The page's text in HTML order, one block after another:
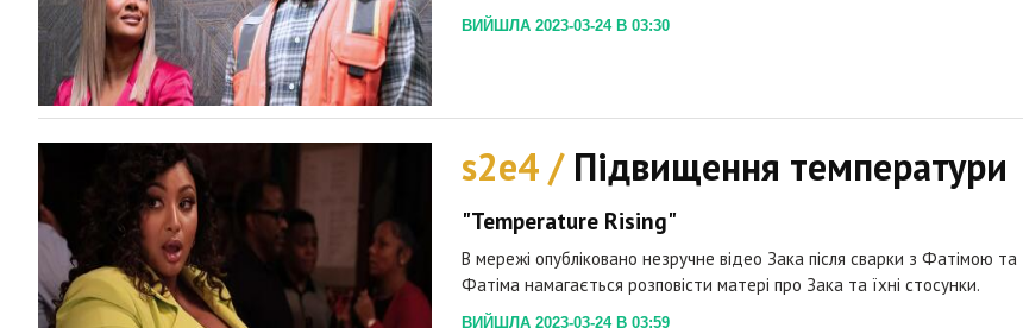
ВИЙШЛА 2023-03-24 В 03:30
s2e4 / Підвищення температури
"Temperature Rising"
В мережі опубліковано незручне відео Зака після сварки з Фатімою
Фатіма намагається розповісти матері про Зака та їхні стосунки.
ВИЙШЛА 2023-03-24 В 03:59